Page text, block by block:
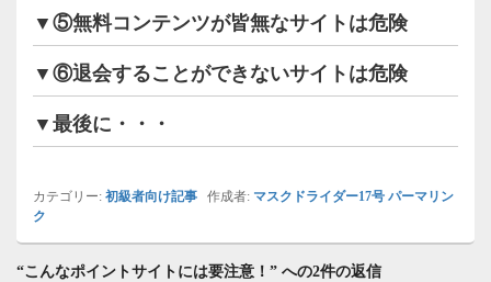
▼⑤無料コンテンツが皆無なサイトは危険
▼⑥退会することができないサイトは危険
▼最後に・・・
カテゴリー: 初級者向け記事 作成者: マスクドライダー17号 パーマリン
ク
“こんなポイントサイトには要注意！” への2件の返信